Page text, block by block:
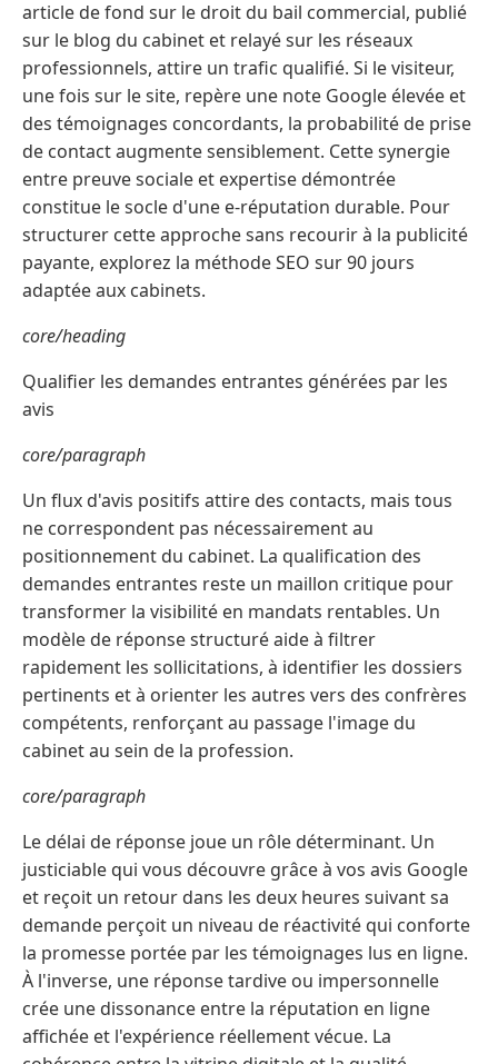
article de fond sur le droit du bail commercial, publié
sur le blog du cabinet et relayé sur les réseaux
professionnels, attire un trafic qualifié. Si le visiteur,
une fois sur le site, repère une note Google élevée et
des témoignages concordants, la probabilité de prise
de contact augmente sensiblement. Cette synergie
entre preuve sociale et expertise démontrée
constitue le socle d'une e-réputation durable. Pour
structurer cette approche sans recourir à la publicité
payante, explorez la méthode SEO sur 90 jours
adaptée aux cabinets.
core/heading
Qualifier les demandes entrantes générées par les
avis
core/paragraph
Un flux d'avis positifs attire des contacts, mais tous
ne correspondent pas nécessairement au
positionnement du cabinet. La qualification des
demandes entrantes reste un maillon critique pour
transformer la visibilité en mandats rentables. Un
modèle de réponse structuré aide à filtrer
rapidement les sollicitations, à identifier les dossiers
pertinents et à orienter les autres vers des confrères
compétents, renforçant au passage l'image du
cabinet au sein de la profession.
core/paragraph
Le délai de réponse joue un rôle déterminant. Un
justiciable qui vous découvre grâce à vos avis Google
et reçoit un retour dans les deux heures suivant sa
demande perçoit un niveau de réactivité qui conforte
la promesse portée par les témoignages lus en ligne.
À l'inverse, une réponse tardive ou impersonnelle
crée une dissonance entre la réputation en ligne
affichée et l'expérience réellement vécue. La